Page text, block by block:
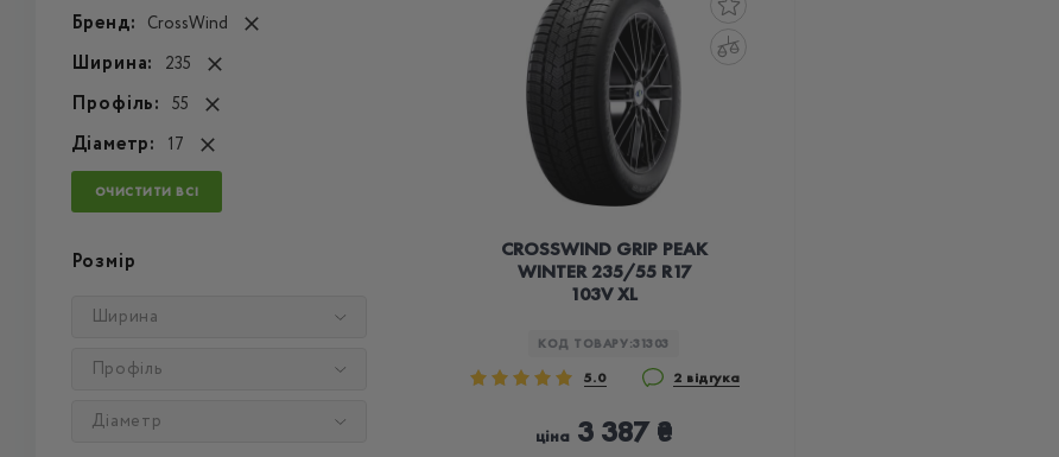
Бренд: CrossWind
Ширина: 235
Профіль: 55
Діаметр: 17
ОЧИСТИТИ ВСІ
Розмір
Ширина
Профіль
Діаметр
CROSSWIND GRIP PEAK
WINTER 235/55 R17
103V XL
КОД ТОВАРУ:31303
5.0 2 відгука
ціна 3 387 ₴